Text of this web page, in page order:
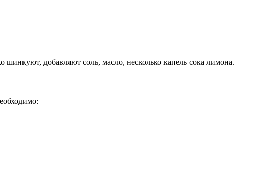
добавляют соль, масло, несколько капель сока лимона.